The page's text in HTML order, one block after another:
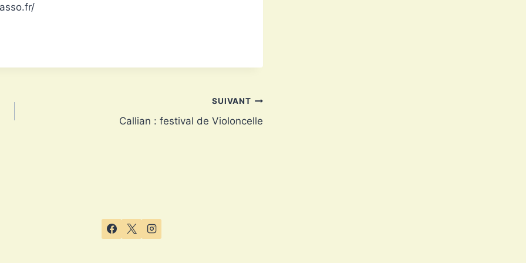
SUIVANT
Callian : festival de Violoncelle